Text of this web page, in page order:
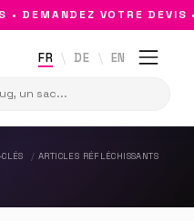
DEMANDEZ VOTRE DEVIS •
FR DE EN
ARTICLES RÉFLÉCHISSANTS